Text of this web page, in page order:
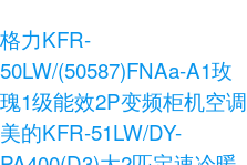
格力KFR-
50LW/(50587)FNAa-A1玫
瑰1级能效2P变频柜机空调
美的KFR-51LW/DY-